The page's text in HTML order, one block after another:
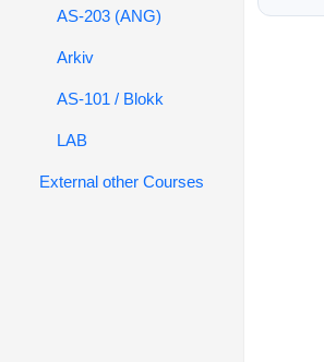
AS-203 (ANG)
Arkiv
AS-101 / Blokk
LAB
External other Courses